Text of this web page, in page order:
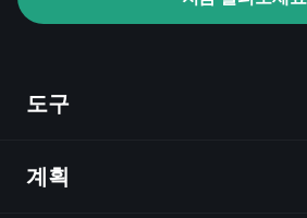
Playtrade Tournaments
자 포트폴리오
도구
발견
계획